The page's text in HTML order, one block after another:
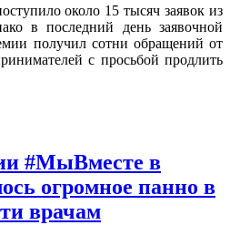
около 15 тысяч заявок из
в последний день заявочной
получил сотни обращений от
с просьбой продлить
#МыВместе в
огромное панно в
врачам